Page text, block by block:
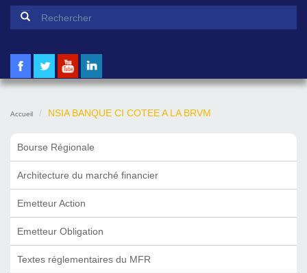
Formulaire de recherche
Accueil NSIA BANQUE CI COTEE A LA BRVM
Bourse Régionale
Architecture du marché financier
Emetteur Action
Emetteur Obligation
Textes réglementaires du MFR